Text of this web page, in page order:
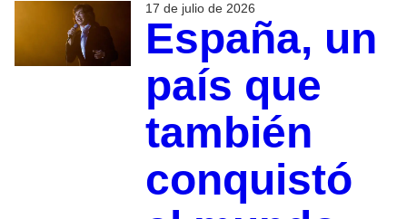
17 de julio de 2026
España, un
país que
también
conquistó